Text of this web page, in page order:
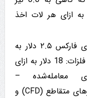
به ازای هر لات اخذ
برای ارزهای فارکس ۲.۵ دلار به
ازای هر لات معامله‌شده – برای فلزات: 18 دلار به ازای
معامله‌شده –
برای شاخص‌ها، کالاها، جفت‌ارزهای متقاطع (CFD) و